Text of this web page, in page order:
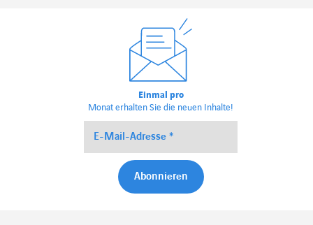
Einmal pro
Monat erhalten Sie die neuen Inhalte!